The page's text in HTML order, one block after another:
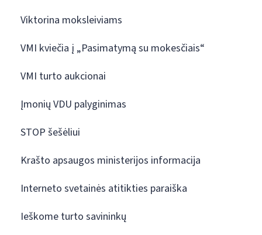
Viktorina moksleiviams
VMI kviečia į „Pasimatymą su mokesčiais“
VMI turto aukcionai
Įmonių VDU palyginimas
STOP šešėliui
Krašto apsaugos ministerijos informacija
Interneto svetainės atitikties paraiška
Ieškome turto savininkų